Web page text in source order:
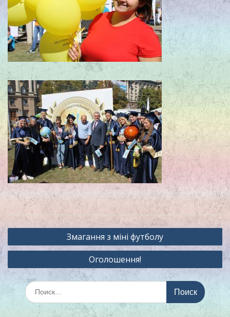
Навигация
по
Змагання з міні футболу
Оголошення!
Искать: